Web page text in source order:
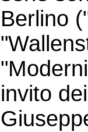
Berlino
invito